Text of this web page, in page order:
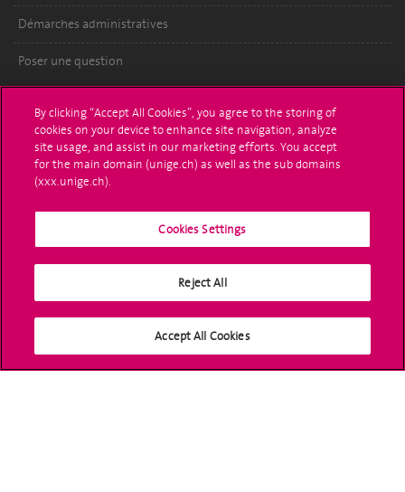
Démarches administratives
Poser une question
UNIGE Mobile
Médias
Offres d'emploi
Bibliothèque
Médias sociaux UNIGE
By clicking “Accept All Cookies”, you agree to the storing of
cookies on your device to enhance site navigation, analyze
site usage, and assist in our marketing efforts. You accept
for the main domain (unige.ch) as well as the sub domains
(xxx.unige.ch).
Cookies Settings
Reject All
Accept All Cookies